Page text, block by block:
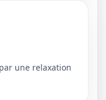
une relaxation